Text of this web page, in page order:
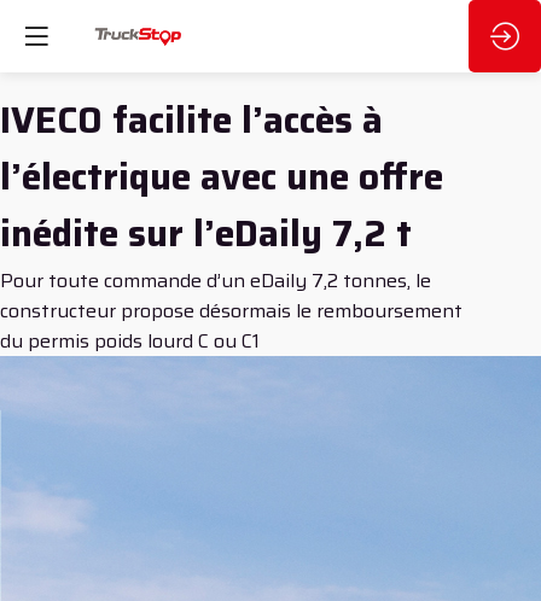
IVECO facilite l’accès à
l’électrique avec une offre
inédite sur l’eDaily 7,2 t
Pour toute commande d’un eDaily 7,2 tonnes, le
constructeur propose désormais le remboursement
du permis poids lourd C ou C1